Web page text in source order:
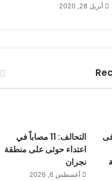
أبريل 28, 2020
التحالف: 11 مصاباً في
اعتداء حوثى على منطقة
نجران
أغسطس 6, 2026